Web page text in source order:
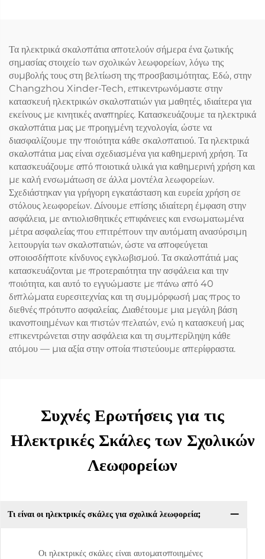
Τα ηλεκτρικά σκαλοπάτια αποτελούν σήμερα ένα ζωτικής
σημασίας στοιχείο των σχολικών λεωφορείων, λόγω της
συμβολής τους στη βελτίωση της προσβασιμότητας. Εδώ, στην
Changzhou Xinder-Tech, επικεντρωνόμαστε στην
κατασκευή ηλεκτρικών σκαλοπατιών για μαθητές, ιδιαίτερα για
εκείνους με κινητικές αναπηρίες. Κατασκευάζουμε τα ηλεκτρικά
σκαλοπάτια μας με προηγμένη τεχνολογία, ώστε να
διασφαλίζουμε την ποιότητα κάθε σκαλοπατιού. Τα ηλεκτρικά
σκαλοπάτια μας είναι σχεδιασμένα για καθημερινή χρήση. Τα
κατασκευάζουμε από ποιοτικά υλικά για καθημερινή χρήση και
με καλή ενσωμάτωση σε άλλα μοντέλα λεωφορείων.
Σχεδιάστηκαν για γρήγορη εγκατάσταση και ευρεία χρήση σε
στόλους λεωφορείων. Δίνουμε επίσης ιδιαίτερη έμφαση στην
ασφάλεια, με αντιολισθητικές επιφάνειες και ενσωματωμένα
μέτρα ασφαλείας που επιτρέπουν την αυτόματη ανασύρσιμη
λειτουργία των σκαλοπατιών, ώστε να αποφεύγεται
οποιοσδήποτε κίνδυνος εγκλωβισμού. Τα σκαλοπάτιά μας
κατασκευάζονται με προτεραιότητα την ασφάλεια και την
ποιότητα, και αυτό το εγγυώμαστε με πάνω από 40
διπλώματα ευρεσιτεχνίας και τη συμμόρφωσή μας προς το
διεθνές πρότυπο ασφαλείας. Διαθέτουμε μια μεγάλη βάση
ικανοποιημένων και πιστών πελατών, ενώ η κατασκευή μας
επικεντρώνεται στην ασφάλεια και τη συμπερίληψη κάθε
ατόμου — μια αξία στην οποία πιστεύουμε απερίφραστα.
Συχνές Ερωτήσεις για τις
Ηλεκτρικές Σκάλες των Σχολικών
Λεωφορείων
Τι είναι οι ηλεκτρικές σκάλες για σχολικά λεωφορεία;
Οι ηλεκτρικές σκάλες είναι αυτοματοποιημένες